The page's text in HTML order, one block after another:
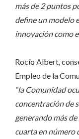
más de 2 puntos
define un modelo
innovación como
Rocío Albert,
Empleo de la
“la Comunidad
concentración de
generando más
cuarta en número